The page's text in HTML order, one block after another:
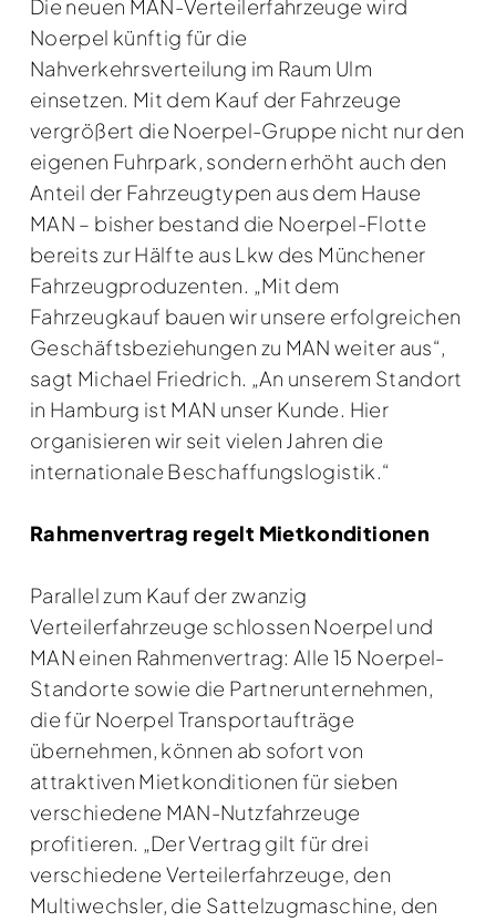
Die neuen MAN-Verteilerfahrzeuge wird
Noerpel künftig für die
Nahverkehrsverteilung im Raum Ulm
einsetzen. Mit dem Kauf der Fahrzeuge
vergrößert die Noerpel-Gruppe nicht nur den
eigenen Fuhrpark, sondern erhöht auch den
Anteil der Fahrzeugtypen aus dem Hause
MAN – bisher bestand die Noerpel-Flotte
bereits zur Hälfte aus Lkw des Münchener
Fahrzeugproduzenten. „Mit dem
Fahrzeugkauf bauen wir unsere erfolgreichen
Geschäftsbeziehungen zu MAN weiter aus“,
sagt Michael Friedrich. „An unserem Standort
in Hamburg ist MAN unser Kunde. Hier
organisieren wir seit vielen Jahren die
internationale Beschaffungslogistik.“
Rahmenvertrag regelt Mietkonditionen
Parallel zum Kauf der zwanzig
Verteilerfahrzeuge schlossen Noerpel und
MAN einen Rahmenvertrag: Alle 15 Noerpel-
Standorte sowie die Partnerunternehmen,
die für Noerpel Transportaufträge
übernehmen, können ab sofort von
attraktiven Mietkonditionen für sieben
verschiedene MAN-Nutzfahrzeuge
profitieren. „Der Vertrag gilt für drei
verschiedene Verteilerfahrzeuge, den
Multiwechsler, die Sattelzugmaschine, den